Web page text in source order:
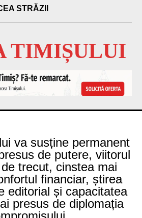
STRĂZII
TIMIȘULUI
va susține permanent
de putere, viitorul
trecut, cinstea mai
financiar, știrea
editorial și capacitatea
presus de diplomația